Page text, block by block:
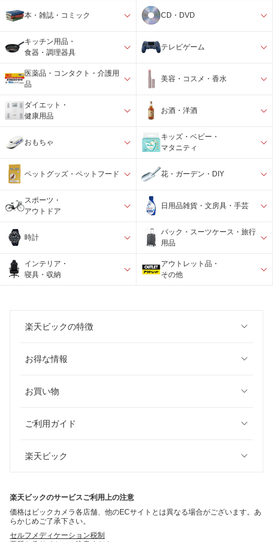
本・雑誌・コミック CD・DVD
キッチン用品・
食器・調理器具
テレビゲーム
医薬品・コンタクト・介護用
品
美容・コスメ・香水
ダイエット・
健康用品
お酒・洋酒
おもちゃ
キッズ・ベビー・
マタニティ
ペットグッズ・ペットフード 花・ガーデン・DIY
スポーツ・
アウトドア
日用品雑貨・文房具・手芸
時計
バック・スーツケース・旅行
用品
インテリア・
寝具・収納
アウトレット品・
その他
楽天ビックの特徴
お得な情報
お買い物
ご利用ガイド
楽天ビック
楽天ビックのサービスご利用上の注意
価格はビックカメラ各店舗、他のECサイトとは異なる場合がございます。あ
らかじめご了承下さい。
セルフメディケーション税制